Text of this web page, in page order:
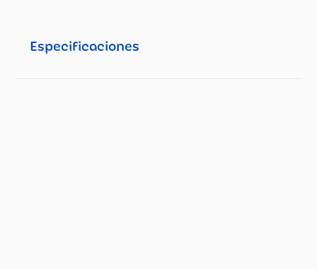
Especificaciones